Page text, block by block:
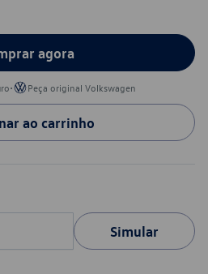
agora
• Peça original Volkswagen
ao carrinho
Simular